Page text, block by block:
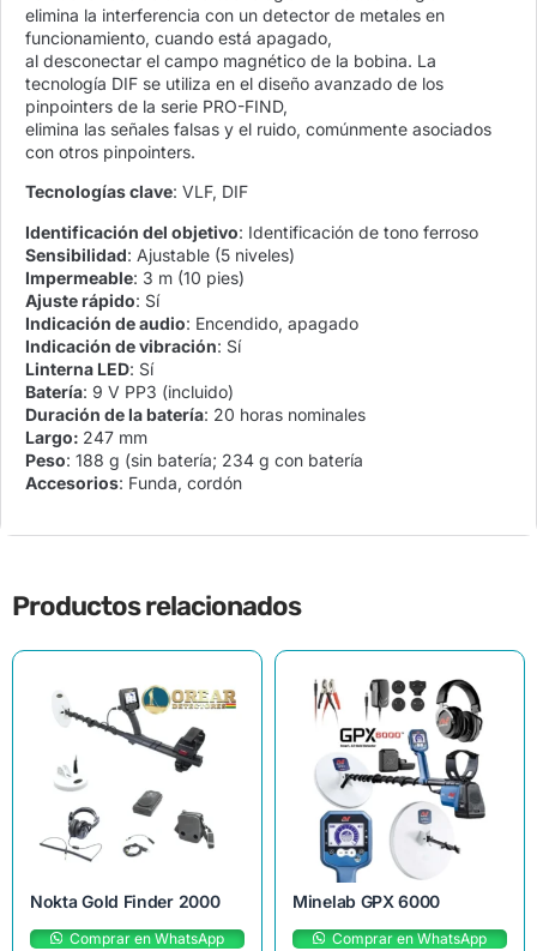
elimina la interferencia con un detector de metales en
funcionamiento, cuando está apagado,
al desconectar el campo magnético de la bobina. La
tecnología DIF se utiliza en el diseño avanzado de los
pinpointers de la serie PRO-FIND,
elimina las señales falsas y el ruido, comúnmente asociados
con otros pinpointers.
Tecnologías clave: VLF, DIF
Identificación del objetivo: Identificación de tono ferroso
Sensibilidad: Ajustable (5 niveles)
Impermeable: 3 m (10 pies)
Ajuste rápido: Sí
Indicación de audio: Encendido, apagado
Indicación de vibración: Sí
Linterna LED: Sí
Batería: 9 V PP3 (incluido)
Duración de la batería: 20 horas nominales
Largo: 247 mm
Peso: 188 g (sin batería; 234 g con batería
Accesorios: Funda, cordón
Productos relacionados
Nokta Gold Finder 2000
Comprar en WhatsApp
Minelab GPX 6000
Comprar en WhatsApp